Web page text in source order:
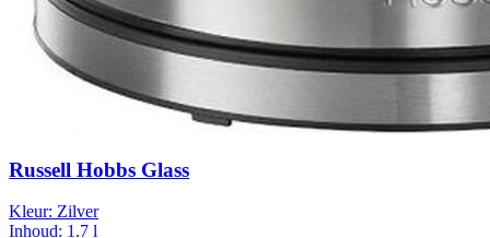
Russell Hobbs Glass
Kleur: Zilver
Inhoud: 1.7 l